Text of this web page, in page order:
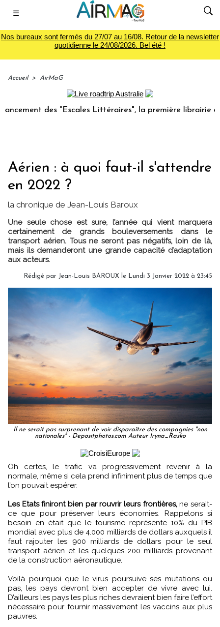
☰
Nos bureaux sont fermés du 27/07 au 16/08. Retour de la newsletter
quotidienne le 24/08/2026. Bel été !
Accueil > AirMaG
des "Escales Littéraires", la première librairie du
Aérien : à quoi faut-il s'attendre
en 2022 ?
la chronique de Jean-Louis Baroux
Une seule chose est sure, l’année qui vient marquera
certainement de grands bouleversements dans le
transport aérien. Tous ne seront pas négatifs, loin de là,
mais ils demanderont une grande capacité d’adaptation
aux acteurs.
Rédigé par Jean-Louis BAROUX le Lundi 3 Janvier 2022 à 23:45
Il ne serait pas surprenant de voir disparaître des compagnies "non
nationales" - Depositphotos.com Auteur Iryna_Rasko
Oh certes, le trafic va progressivement revenir à la
normale, même si cela prend infiniment plus de temps que
l’on pouvait espérer.
Les Etats finiront bien par rouvrir leurs frontières,ne serait-
ce que pour préserver leurs économies. Rappelons si
besoin en était que le tourisme représente 10% du PIB
mondial avec plus de 4.000 milliards de dollars auxquels il
faut rajouter les 900 milliards de dollars pour le seul
transport aérien et les quelques 200 milliards provenant
de la construction aéronautique.
Voilà pourquoi que le virus poursuive ses mutations ou
pas, les pays devront bien accepter de vivre avec lui.
D’ailleurs les pays les plus riches devraient bien faire l’effort
nécessaire pour fournir massivement les vaccins aux plus
pauvres.